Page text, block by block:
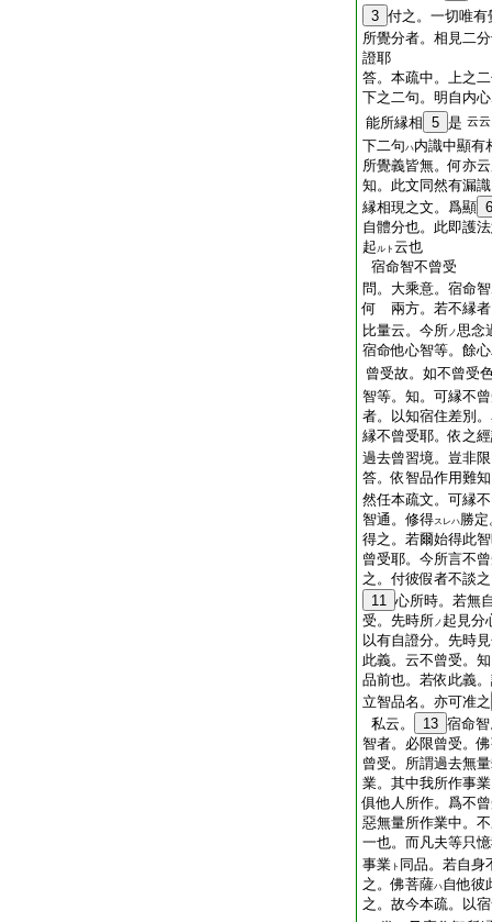
3 付之。一切唯
所覺分者。相見二
證耶
答。本疏中。上之
下之二句。明自内心
能所縁相 5 是 云云
下二句ハ内識中顯有
所覺義皆無。何亦
知。此文同然有漏
縁相現之文。爲顯 6
自體分也。此即護
起ルト 云也
宿命智不曾受
問。大乘意。宿命
何 兩方。若不縁者
比量云。今所ノ思念
宿命他心智等。餘心
曾受故。如不曾受
智等。知。可縁不
者。以知宿住差別
縁不曾受耶。依之
過去曾習境。豈非
答。依智品作用難
然任本疏文。可縁
智通。修得スレハ勝
得之。若爾始得此
曾受耶。今所言不
之。付彼假者不談
11 心所時。若無
受。先時所ノ 起見分
以有自證分。先時
此義。云不曾受。
品前也。若依此義
立智品名。亦可准之
私云。
13 宿命
智者。必限曾受。
曾受。所謂過去無
業。其中我所作事
俱他人所作。爲不
惡無量所作業中。不
一也。而凡夫等只
事業 ト 同品。若自身
之。佛菩薩ハ自他彼
之。故今本疏。以